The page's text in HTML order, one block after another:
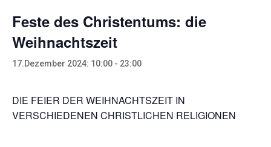
Feste des Christentums: die
Weihnachtszeit
17.Dezember 2024: 10:00 - 23:00
DIE FEIER DER WEIHNACHTSZEIT IN
VERSCHIEDENEN CHRISTLICHEN RELIGIONEN